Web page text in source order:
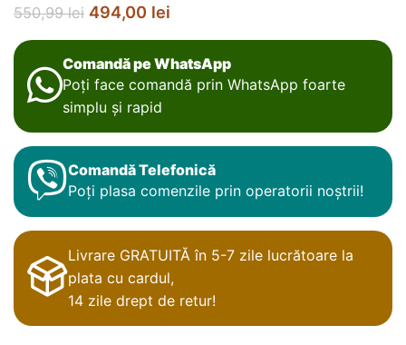
550,99lei 494,00 lei
Comandă pe WhatsApp
Poți face comandă prin WhatsApp foarte
simplu și rapid
Comandă Telefonică
Poți plasa comenzile prin operatorii noștrii!
Livrare GRATUITĂ în 5-7 zile lucrătoare la
plata cu cardul,
14 zile drept de retur!